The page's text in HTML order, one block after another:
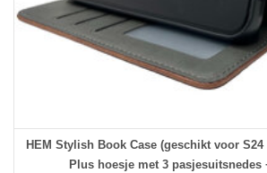
HEM Stylish Book Case (geschikt voor
Plus hoesje met 3 pasjesuitsnedes